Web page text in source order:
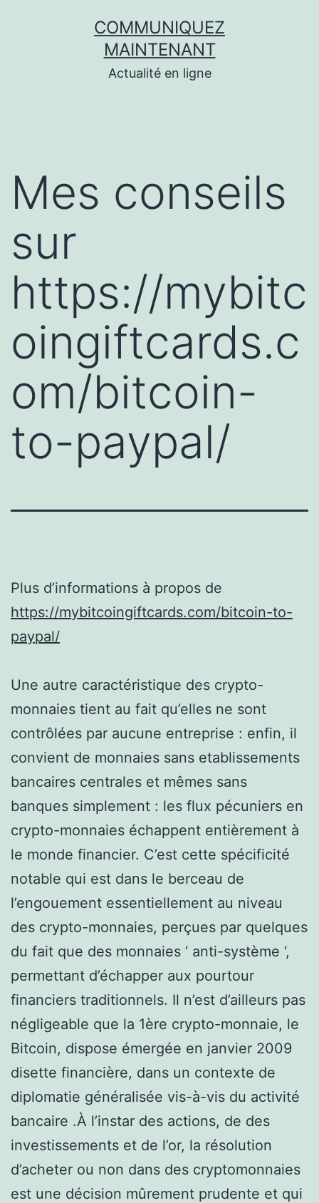
COMMUNIQUEZ
MAINTENANT
Actualité en ligne
Mes conseils
sur
https://mybitc
oingiftcards.c
om/bitcoin-
to-paypal/
Plus d’informations à propos de
https://mybitcoingiftcards.com/bitcoin-to-
paypal/
Une autre caractéristique des crypto-
monnaies tient au fait qu’elles ne sont
contrôlées par aucune entreprise : enfin, il
convient de monnaies sans etablissements
bancaires centrales et mêmes sans
banques simplement : les flux pécuniers en
crypto-monnaies échappent entièrement à
le monde financier. C’est cette spécificité
notable qui est dans le berceau de
l’engouement essentiellement au niveau
des crypto-monnaies, perçues par quelques
du fait que des monnaies ‘ anti-système ‘,
permettant d’échapper aux pourtour
financiers traditionnels. Il n’est d’ailleurs pas
négligeable que la 1ère crypto-monnaie, le
Bitcoin, dispose émergée en janvier 2009
disette financière, dans un contexte de
diplomatie généralisée vis-à-vis du activité
bancaire .À l’instar des actions, de des
investissements et de l’or, la résolution
d’acheter ou non dans des cryptomonnaies
est une décision mûrement prudente et qui